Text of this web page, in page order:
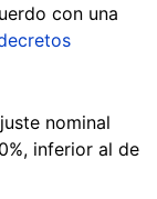
con una
nominal
inferior al de